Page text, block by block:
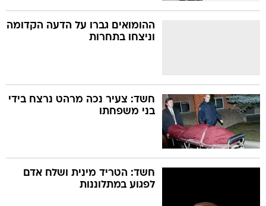
ההומואים גברו על הדעה הקדומה
וניצחו בתחרות
חשד: צעיר נכה מרהט נרצח בידי
בני משפחתו
חשד: הטריד מינית ושלח אדם
לפגוע במתלוננות